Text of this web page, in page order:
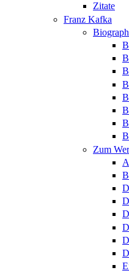
Zitate
Franz Kafka
Zum